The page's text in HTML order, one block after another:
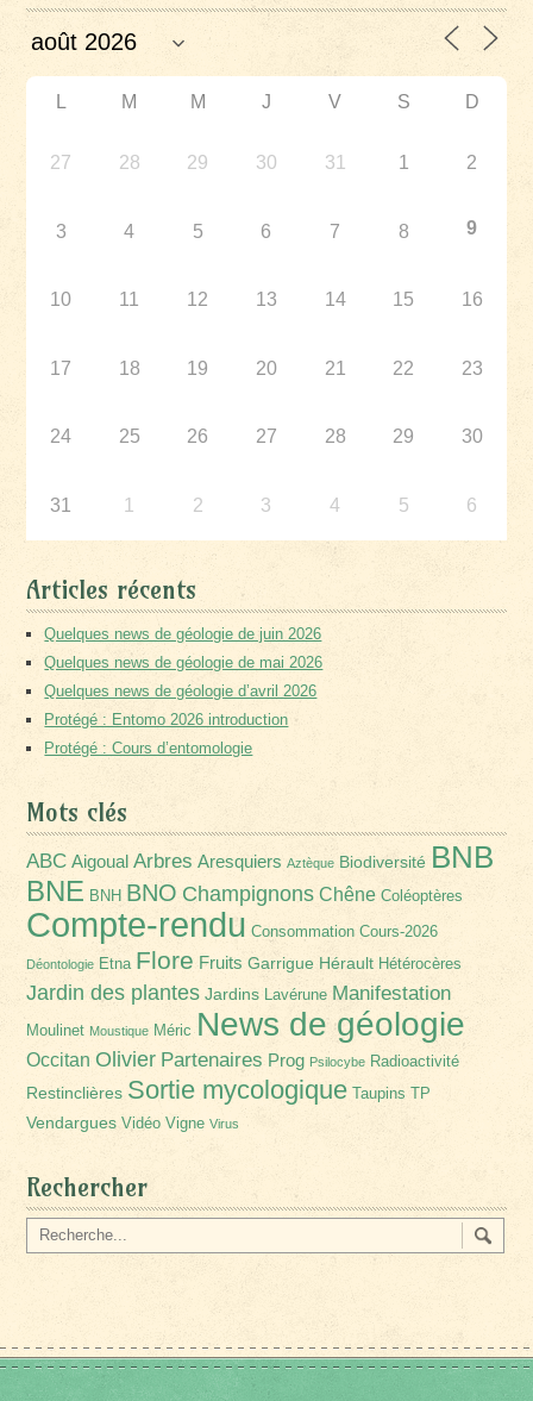
L M M J V S D
27 28 29 30 31 1 2
3 4 5 6 7 8 9
10 11 12 13 14 15 16
17 18 19 20 21 22 23
24 25 26 27 28 29 30
31 1 2 3 4 5 6
Articles récents
Quelques news de géologie de juin 2026
Quelques news de géologie de mai 2026
Quelques news de géologie d’avril 2026
Protégé : Entomo 2026 introduction
Protégé : Cours d’entomologie
Mots clés
ABC Aigoual Arbres Aresquiers Aztèque Biodiversité BNB
BNE BNH BNO Champignons Chêne Coléoptères
Compte-rendu Consommation Cours-2026
Déontologie Etna Flore Fruits Garrigue Hérault Hétérocères
Jardin des plantes Jardins Lavérune Manifestation
Moulinet Moustique Méric News de géologie
Occitan Olivier Partenaires Prog Psilocybe Radioactivité
Restinclières Sortie mycologique Taupins TP
Vendargues Vidéo Vigne Virus
Rechercher